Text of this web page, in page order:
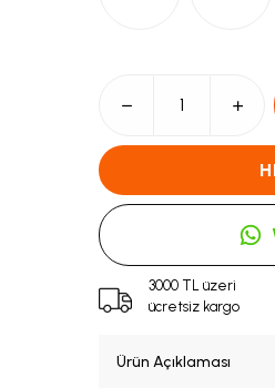
3000 TL üzeri
ücretsiz kargo
Ürün Açıklaması